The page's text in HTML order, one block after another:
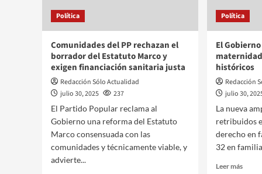
Política
Comunidades del PP rechazan el
borrador del Estatuto Marco y
exigen financiación sanitaria justa
Redacción Sólo Actualidad
julio 30, 2025
237
El Partido Popular reclama al
Gobierno una reforma del Estatuto
Marco consensuada con las
comunidades y técnicamente viable, y
advierte...
Política
El
históricos
Redacción
julio 30,
La nueva
retribuidos
derecho en
32 en
Leer más